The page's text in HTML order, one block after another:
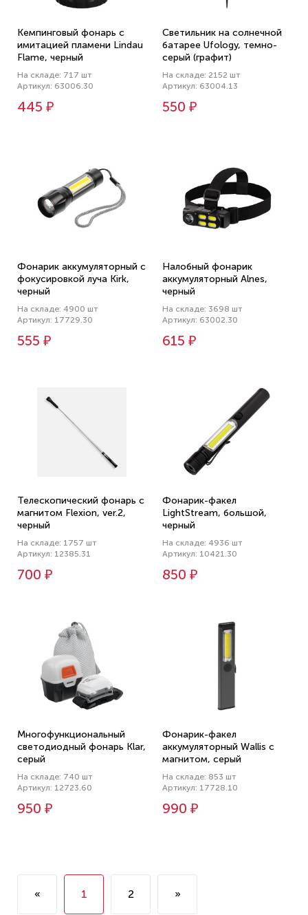
Кемпинговый фонарь с
имитацией пламени Lindau
Flame, черный
На складе: 717 шт
Артикул: 63006.30
445 ₽
Светильник на солнечной
батарее Ufology, темно-
серый (графит)
На складе: 2152 шт
Артикул: 63004.13
550 ₽
Фонарик аккумуляторный с
фокусировкой луча Kirk,
черный
На складе: 4900 шт
Артикул: 17729.30
555 ₽
Налобный фонарик
аккумуляторный Alnes,
черный
На складе: 3698 шт
Артикул: 63002.30
615 ₽
Телескопический фонарь с
магнитом Flexion, ver.2,
черный
На складе: 1757 шт
Артикул: 12385.31
700 ₽
Фонарик-факел
LightStream, большой,
черный
На складе: 4936 шт
Артикул: 10421.30
850 ₽
Многофункциональный
светодиодный фонарь Klar,
серый
На складе: 740 шт
Артикул: 12723.60
950 ₽
Фонарик-факел
аккумуляторный Wallis с
магнитом, серый
На складе: 853 шт
Артикул: 17728.10
990 ₽
« 1 2 »